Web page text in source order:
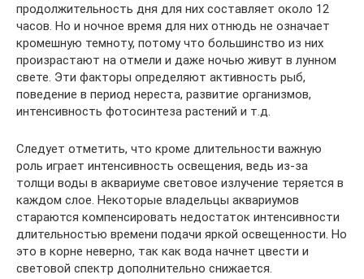
продолжительность дня для них составляет около 12
часов. Но и ночное время для них отнюдь не означает
кромешную темноту, потому что большинство из них
произрастают на отмели и даже ночью живут в лунном
свете. Эти факторы определяют активность рыб,
поведение в период нереста, развитие организмов,
интенсивность фотосинтеза растений и т.д.
Следует отметить, что кроме длительности важную
роль играет интенсивность освещения, ведь из-за
толщи воды в аквариуме световое излучение теряется в
каждом слое. Некоторые владельцы аквариумов
стараются компенсировать недостаток интенсивности
длительностью времени подачи яркой освещенности. Но
это в корне неверно, так как вода начнет цвести и
световой спектр дополнительно снижается.